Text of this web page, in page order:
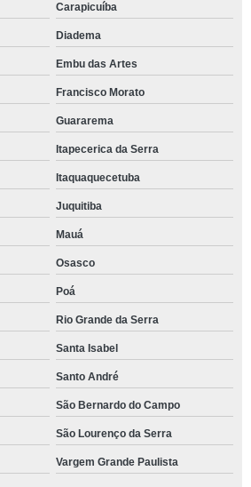
Carapicuíba
Diadema
Embu das Artes
Francisco Morato
Guararema
Itapecerica da Serra
Itaquaquecetuba
Juquitiba
Mauá
Osasco
Poá
Rio Grande da Serra
Santa Isabel
Santo André
São Bernardo do Campo
São Lourenço da Serra
Vargem Grande Paulista